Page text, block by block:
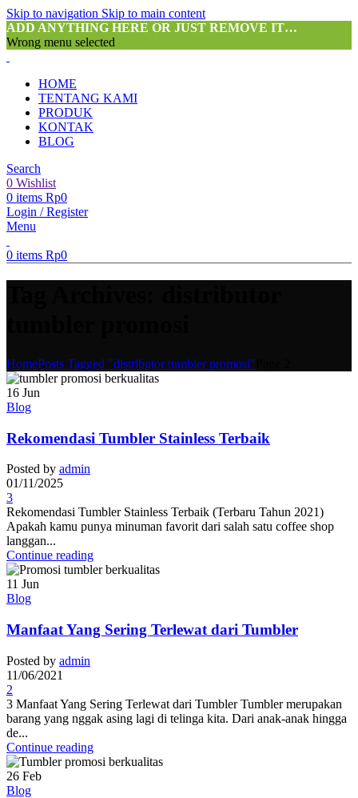
Skip to navigation Skip to main content
ADD ANYTHING HERE OR JUST REMOVE IT…
Wrong menu selected
HOME
TENTANG KAMI
PRODUK
KONTAK
BLOG
Search
0 Wishlist
0 items Rp0
Login / Register
Menu
0 items Rp0
HomePosts Tagged "distributor tumbler promosi"
16 Jun
Blog
Rekomendasi Tumbler Stainless Terbaik
Posted by admin
01/11/2025
3
Rekomendasi Tumbler Stainless Terbaik (Terbaru Tahun 2021)
Apakah kamu punya minuman favorit dari salah satu coffee shop
langgan...
Continue reading
11 Jun
Blog
Manfaat Yang Sering Terlewat dari Tumbler
Posted by admin
11/06/2021
2
3 Manfaat Yang Sering Terlewat dari Tumbler Tumbler merupakan
barang yang nggak asing lagi di telinga kita. Dari anak-anak hingga
de...
Continue reading
26 Feb
Blog